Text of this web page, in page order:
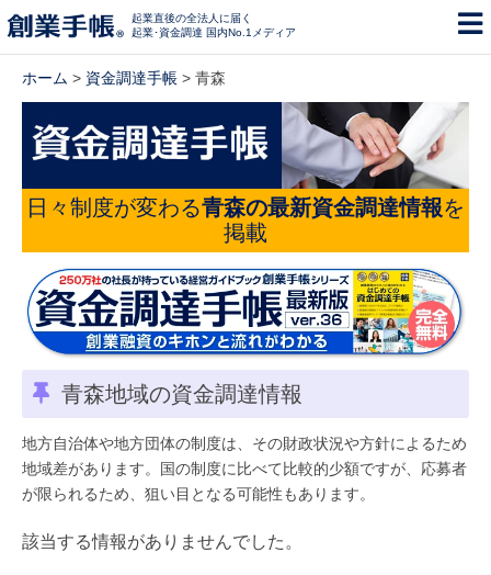
起業直後の全法人に届く
起業･資金調達 国内No.1メディア
ホーム > 資金調達手帳 > 青森
日々制度が変わる青森の最新資金調達情報を
掲載
青森地域の資金調達情報
地方自治体や地方団体の制度は、その財政状況や方針によるため
地域差があります。国の制度に比べて比較的少額ですが、応募者
が限られるため、狙い目となる可能性もあります。
該当する情報がありませんでした。